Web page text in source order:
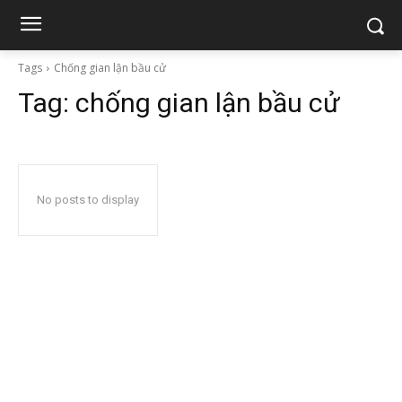
Tags Chống gian lận bầu cử
Tag: chống gian lận bầu cử
No posts to display